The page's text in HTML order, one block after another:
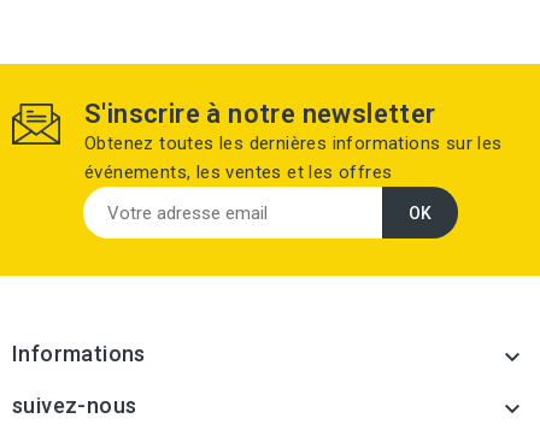
S'inscrire à notre newsletter
Obtenez toutes les dernières informations sur les
événements, les ventes et les offres
Informations 
suivez-nous 